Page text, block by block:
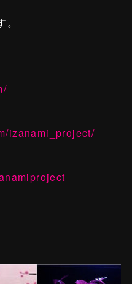
izanami_project/